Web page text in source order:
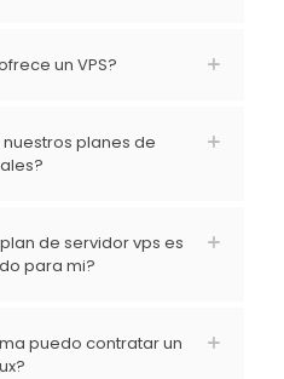
un VPS?
planes de
de servidor vps es
para mi?
puedo contratar un